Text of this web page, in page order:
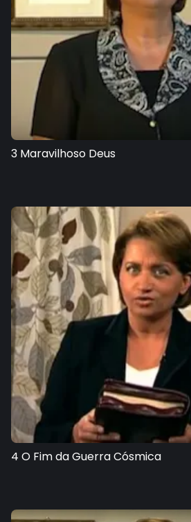
3 Maravilhoso Deus
4 O Fim da Guerra Cósmica